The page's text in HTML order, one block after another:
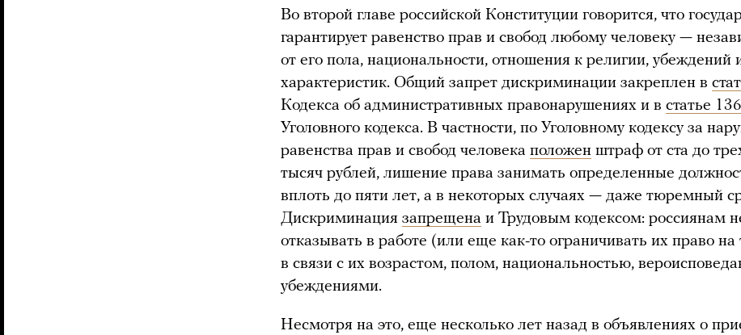
Во второй главе российской Конституции говорится, что
гарантирует равенство прав и свобод любому человеку —
от его пола, национальности, отношения к религии, убеждений
характеристик. Общий запрет дискриминации закреплен в
Кодекса об административных правонарушениях и в статье 136
Уголовного кодекса. В частности, по Уголовному кодексу за
равенства прав и свобод человека положен штраф от ста до
тысяч рублей, лишение права занимать определенные
вплоть до пяти лет, а в некоторых случаях — даже тюремный
Дискриминация запрещена и Трудовым кодексом: россиянам
отказывать в работе (или еще как-то ограничивать их право на
в связи с их возрастом, полом, национальностью,
убеждениями.
Несмотря на это, еще несколько лет назад в объявлениях о